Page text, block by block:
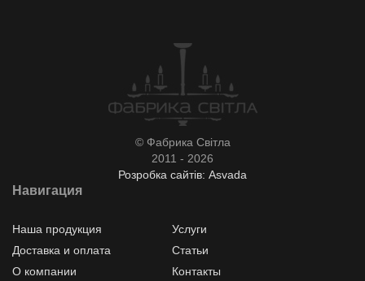
© Фабрика Світла
2011 - 2026
Розробка сайтів: Asvada
Навигация
Наша продукция
Услуги
Доставка и оплата
Статьи
О компании
Контакты